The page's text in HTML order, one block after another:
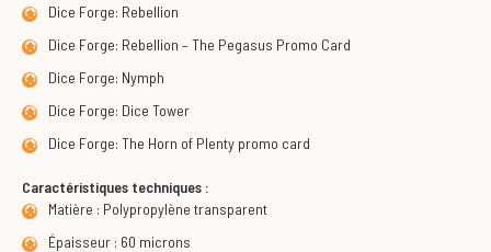
Dice Forge: Rebellion
Dice Forge: Rebellion – The Pegasus Promo Card
Dice Forge: Nymph
Dice Forge: Dice Tower
Dice Forge: The Horn of Plenty promo card
Caractéristiques techniques :
Matière : Polypropylène transparent
Épaisseur : 60 microns